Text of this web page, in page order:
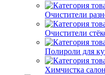
Очистители
Очистители
Полироли для
Химчистка